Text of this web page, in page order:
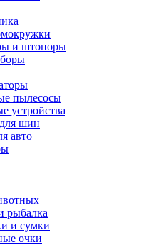
и штопоры
пылесосы
устройства
шин
авто
рыбалка
и сумки
очки